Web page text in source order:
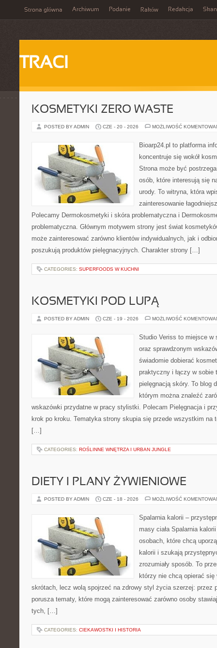
Strona główna Archiwum Podanie Raków Redakcja
TRACI
KOSMETYKI ZERO WASTE
POSTED BY ADMIN CZE - 20 - 2026 MOŻLIWOŚĆ
Bioarp24.pl to platforma
koncentruje się wokół
Strona może być
osób, które interesują się
urody. To witryna, która
zainteresowanie
Polecamy Dermokosmetyki i skóra problematyczna i
problematyczna. Głównym motywem strony jest świat
może zainteresować zarówno klientów indywidualnych, jak i
poszukują produktów pielęgnacyjnych. Charakter strony […]
CATEGORIES: SUPERFOODS W KUCHNI
KOSMETYKI POD LUPĄ
POSTED BY ADMIN CZE - 19 - 2026 MOŻLIWOŚĆ
Studio Veriss to miejsce w
oraz sprawdzonym
świadomie dobierać
praktyczny i łączy w sobie
pielęgnacją skóry. To blog
którym można znaleźć
wskazówki przydatne w pracy stylistki. Polecam Pielęgnacja i
krok po kroku. Tematyka strony skupia się przede wszystkim na
[…]
CATEGORIES: ROŚLINNE WNĘTRZA I URBAN JUNGLE
DIETY I PLANY ŻYWIENIOWE
POSTED BY ADMIN CZE - 18 - 2026 MOŻLIWOŚĆ
Spalarnia kalorii –
masy ciała Spalarnia
osobach, które chcą
kalorii i szukają
zrozumiały sposób. To
którzy nie chcą opierać się
skrótach, lecz wolą spojrzeć na zdrowy styl życia szerzej: przez
porusza tematy, które mogą zainteresować zarówno osoby
tych, […]
CATEGORIES: CIEKAWOSTKI I HISTORIA